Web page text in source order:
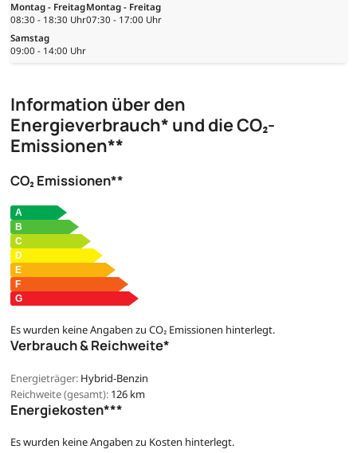
Montag - Freitag
08:30 - 18:30 Uhr
Samstag
09:00 - 14:00 Uhr
Montag - Freitag
07:30 - 17:00 Uhr
Information über den
Energieverbrauch* und die CO₂-
Emissionen**
CO₂ Emissionen**
Es wurden keine Angaben zu CO₂ Emissionen hinterlegt.
Verbrauch & Reichweite*
Energieträger: Hybrid-Benzin
Reichweite (gesamt): 126 km
Energiekosten***
Es wurden keine Angaben zu Kosten hinterlegt.